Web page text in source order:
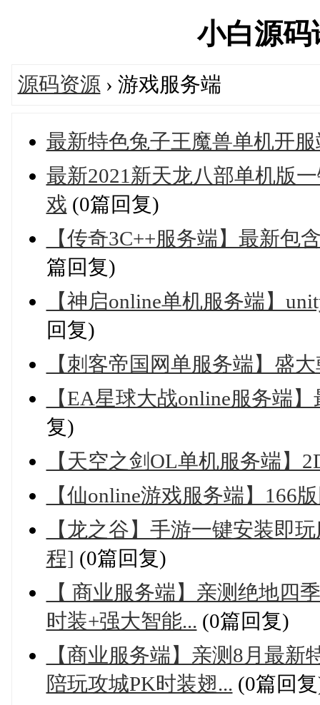
小白源
源码资源 › 游戏服务端
最新特色兔子王魔兽单机开
最新2021新天龙八部单机版
戏 (0篇回复)
【传奇3C++服务端】最新包
篇回复)
【神启online单机服务端】
回复)
【刺客帝国网单服务端】盛
【EA星球大战online服务端
复)
【天空之剑OL单机服务端】
【仙online游戏服务端】166
【龙之谷】手游一键安装即
程] (0篇回复)
【 商业服务端】亲测绝地四
时装+强大智能... (0篇回复)
【商业服务端】亲测8月最
陪玩攻城PK时装翅... (0篇回